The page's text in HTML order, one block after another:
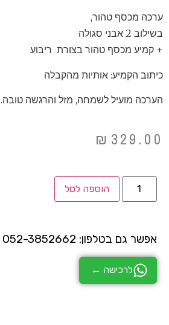
ערכה מכסף טהור,
בשילוב 2 אבני סגולה
+ קמיע מכסף טהור בצורת ריבוע
כיתוב הקמיע: אותיות מהקבלה
הערכה מועיל לשמחה, מזל והרגשה טובה.
₪ 329.00
הוספה לסל
אפשר גם בטלפון: 052-3852662
לרכישה ←